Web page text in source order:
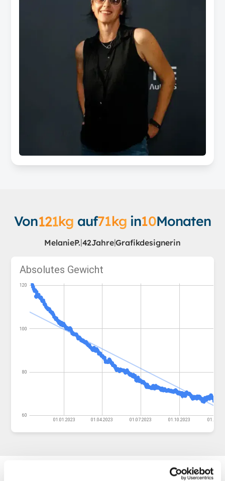
Von121kg auf71kgin10Monaten
MelanieP.|42Jahre|Grafikdesignerin